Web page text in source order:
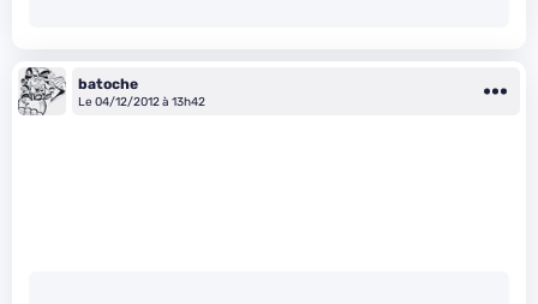
batoche
Le 04/12/2012 à 13h42